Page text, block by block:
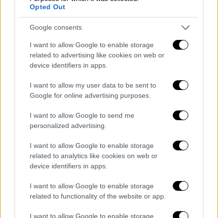
Opted Out
Google consents
I want to allow Google to enable storage
related to advertising like cookies on web or
device identifiers in apps.
I want to allow my user data to be sent to
Google for online advertising purposes.
I want to allow Google to send me
personalized advertising.
I want to allow Google to enable storage
related to analytics like cookies on web or
device identifiers in apps.
I want to allow Google to enable storage
related to functionality of the website or app.
I want to allow Google to enable storage
Άντζελα Δημητρίου
εμφανίσεις τους.